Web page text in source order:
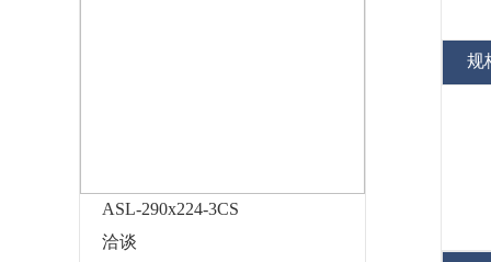
ASL-290x224-3CS
洽谈
规